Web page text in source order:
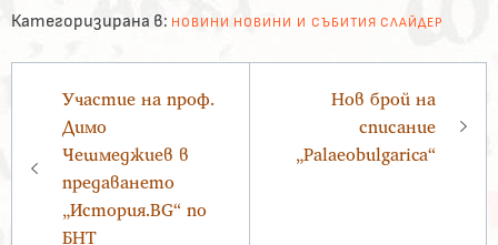
Категоризирана в: НОВИНИ НОВИНИ И СЪБИТИЯ СЛАЙДЕР
Участие на проф.
Димо
Чешмеджиев в
предаването
„История.BG“ по
БНТ
Нов брой на
списание
„Palaeobulgarica“